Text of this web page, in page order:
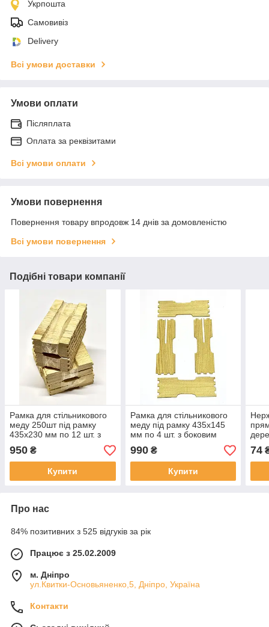
Укрпошта
Самовивіз
Delivery
Всі умови доставки
Умови оплати
Післяплата
Оплата за реквізитами
Всі умови оплати
Умови повернення
Повернення товару впродовж 14 днів за домовленістю
Всі умови повернення
Подібні товари компанії
Рамка для стільникового
меду 250шт під рамку
435x230 мм по 12 шт. з
верхнім пропилом
Безкоштовна доставка
950 ₴
Купити
Рамка для стільникового
меду під рамку 435x145
мм по 4 шт. з боковим
пропилом 250штук
(Безкоштовна доставка)
990₴
Купити
74
Про нас
84% позитивних з 525 відгуків за рік
Працює з 25.02.2009
м. Дніпро
ул.Квитки-Основьяненко,5, Дніпро, Україна
Контакти